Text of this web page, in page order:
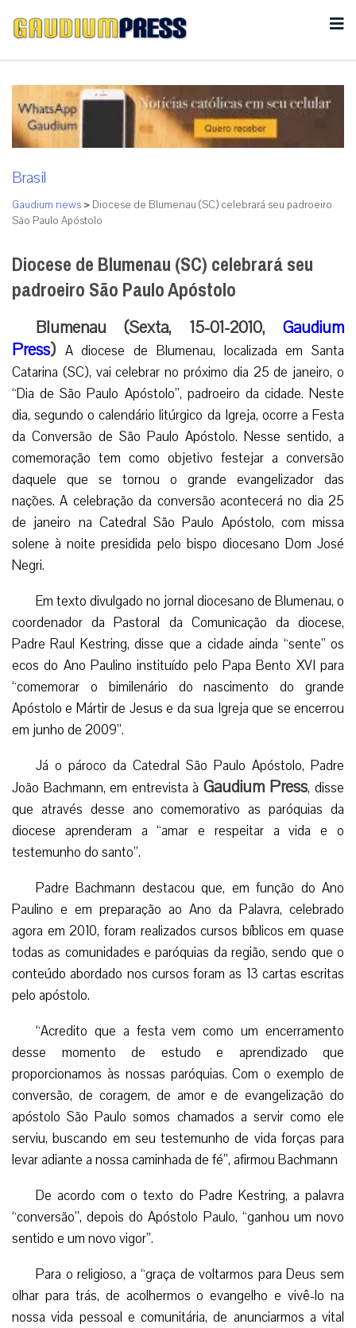
Brasil
Gaudium news > Diocese de Blumenau (SC) celebrará seu padroeiro
São Paulo Apóstolo
Diocese de Blumenau (SC) celebrará seu
padroeiro São Paulo Apóstolo
Blumenau (Sexta, 15-01-2010, Gaudium
Press) A diocese de Blumenau, localizada em Santa
Catarina (SC), vai celebrar no próximo dia 25 de janeiro, o
“Dia de São Paulo Apóstolo”, padroeiro da cidade. Neste
dia, segundo o calendário litúrgico da Igreja, ocorre a Festa
da Conversão de São Paulo Apóstolo. Nesse sentido, a
comemoração tem como objetivo festejar a conversão
daquele que se tornou o grande evangelizador das
nações. A celebração da conversão acontecerá no dia 25
de janeiro na Catedral São Paulo Apóstolo, com missa
solene à noite presidida pelo bispo diocesano Dom José
Negri.
Em texto divulgado no jornal diocesano de Blumenau, o
coordenador da Pastoral da Comunicação da diocese,
Padre Raul Kestring, disse que a cidade ainda “sente” os
ecos do Ano Paulino instituído pelo Papa Bento XVI para
“comemorar o bimilenário do nascimento do grande
Apóstolo e Mártir de Jesus e da sua Igreja que se encerrou
em junho de 2009”.
Já o pároco da Catedral São Paulo Apóstolo, Padre
João Bachmann, em entrevista à Gaudium Press, disse
que através desse ano comemorativo as paróquias da
diocese aprenderam a “amar e respeitar a vida e o
testemunho do santo”.
Padre Bachmann destacou que, em função do Ano
Paulino e em preparação ao Ano da Palavra, celebrado
agora em 2010, foram realizados cursos bíblicos em quase
todas as comunidades e paróquias da região, sendo que o
conteúdo abordado nos cursos foram as 13 cartas escritas
pelo apóstolo.
“Acredito que a festa vem como um encerramento
desse momento de estudo e aprendizado que
proporcionamos às nossas paróquias. Com o exemplo de
conversão, de coragem, de amor e de evangelização do
apóstolo São Paulo somos chamados a servir como ele
serviu, buscando em seu testemunho de vida forças para
levar adiante a nossa caminhada de fé”, afirmou Bachmann
De acordo com o texto do Padre Kestring, a palavra
“conversão”, depois do Apóstolo Paulo, “ganhou um novo
sentido e um novo vigor”.
Para o religioso, a “graça de voltarmos para Deus sem
olhar para trás, de acolhermos o evangelho e vivê-lo na
nossa vida pessoal e comunitária, de anunciarmos a vital